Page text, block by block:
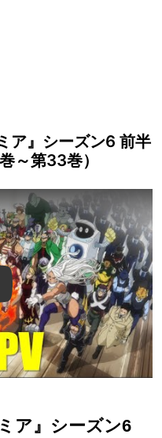
ア』シーズン6 前半
～第33巻）
ア』シーズン6